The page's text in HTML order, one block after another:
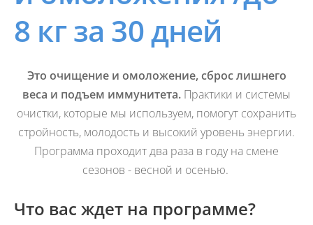
8 кг за 30 дней
Это очищение и омоложение, сброс лишнего
веса и подъем иммунитета. Практики и системы
очистки, которые мы используем, помогут сохранить
стройность, молодость и высокий уровень энергии.
Программа проходит два раза в году на смене
сезонов - весной и осенью.
Что вас ждет на программе?